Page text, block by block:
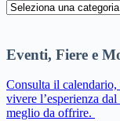
Eventi, Fiere e
Consulta il calendario,
vivere l’esperienza
meglio da offrire.